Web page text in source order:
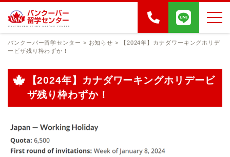
バンクーバー留学センター > お知らせ >
【2024年】カナダワーキングホリデ
ービザ残り枠わずか！
【2024年】カナダワーキングホリデービ
ザ残り枠わずか！